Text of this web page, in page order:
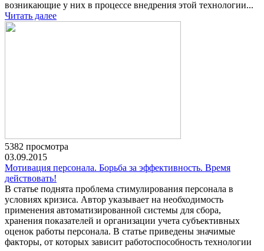
возникающие у них в процессе внедрения этой технологии...
Читать далее
5382 просмотра
03.09.2015
Мотивация персонала. Борьба за эффективность. Время
действовать!
В статье поднята проблема стимулирования персонала в
условиях кризиса. Автор указывает на необходимость
применения автоматизированной системы для сбора,
хранения показателей и организации учета субъективных
оценок работы персонала. В статье приведены значимые
факторы, от которых зависит работоспособность технологии